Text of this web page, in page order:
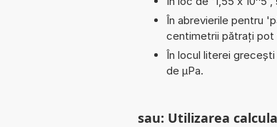
În abrevierile pentru
centimetrii pătrați pot
În locul literei
de µPa.
sau: Utilizarea